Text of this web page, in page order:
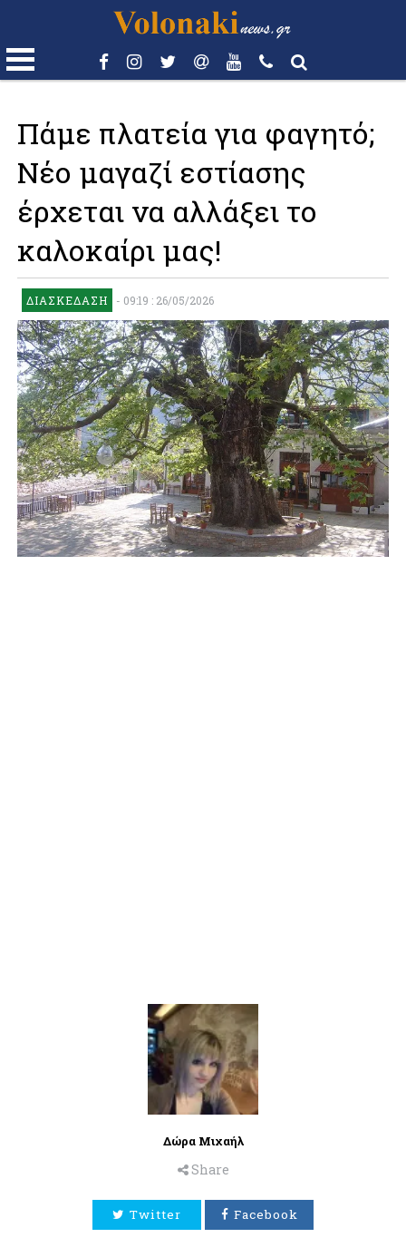
Πάμε πλατεία για φαγητό;
Νέο μαγαζί εστίασης
έρχεται να αλλάξει το
καλοκαίρι μας!
ΔΙΑΣΚΈΔΑΣΗ - 09:19 : 26/05/2026
Δώρα Μιχαήλ
Share
Twitter Facebook